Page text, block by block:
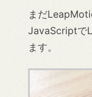
まだ
JavaScriptで
ます。